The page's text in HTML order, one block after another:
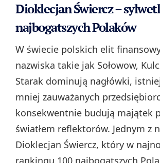
Dioklecjan Świercz –
najbogatszych Polaków
W świecie polskich elit
nazwiska takie jak Sołowow,
Starak dominują nagłówki,
mniej zauważanych
konsekwentnie budują majątek
światłem reflektorów. Jednym z
Dioklecjan Świercz, który w